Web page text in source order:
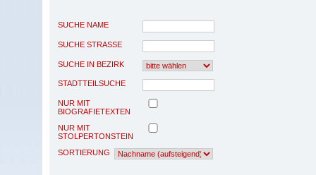
SUCHE NAME
SUCHE STRASSE
SUCHE IN BEZIRK
STADTTEILSUCHE
NUR MIT
BIOGRAFIETEXTEN
NUR MIT
STOLPERTONSTEIN
SORTIERUNG